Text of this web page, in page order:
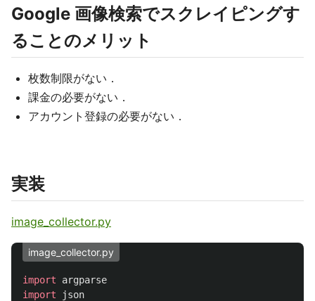
Google 画像検索でスクレイピングす
ることのメリット
枚数制限がない．
課金の必要がない．
アカウント登録の必要がない．
実装
image_collector.py
image_collector.py
import
argparse
import
json